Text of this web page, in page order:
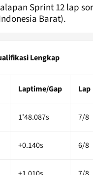
Sprint 12 lap
Barat).
Lengkap
Laptime/Gap Lap
1'48.087s 7/8
+0.140s 6/8